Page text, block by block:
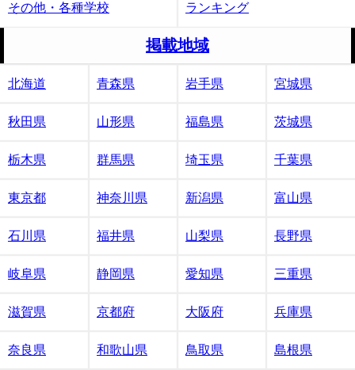
その他・各種学校 ランキング
掲載地域
北海道 青森県 岩手県 宮城県
秋田県 山形県 福島県 茨城県
栃木県 群馬県 埼玉県 千葉県
東京都 神奈川県 新潟県 富山県
石川県 福井県 山梨県 長野県
岐阜県 静岡県 愛知県 三重県
滋賀県 京都府 大阪府 兵庫県
奈良県 和歌山県 鳥取県 島根県